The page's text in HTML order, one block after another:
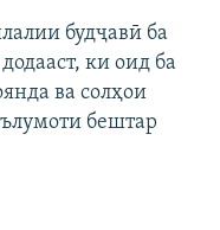
будҷавӣ ба
ки оид ба
ва солҳои
бештар